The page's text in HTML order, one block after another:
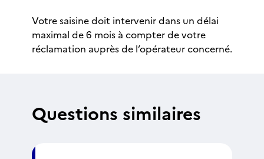
Votre saisine doit intervenir dans un délai
maximal de 6 mois à compter de votre
réclamation auprès de l’opérateur concerné.
Questions similaires